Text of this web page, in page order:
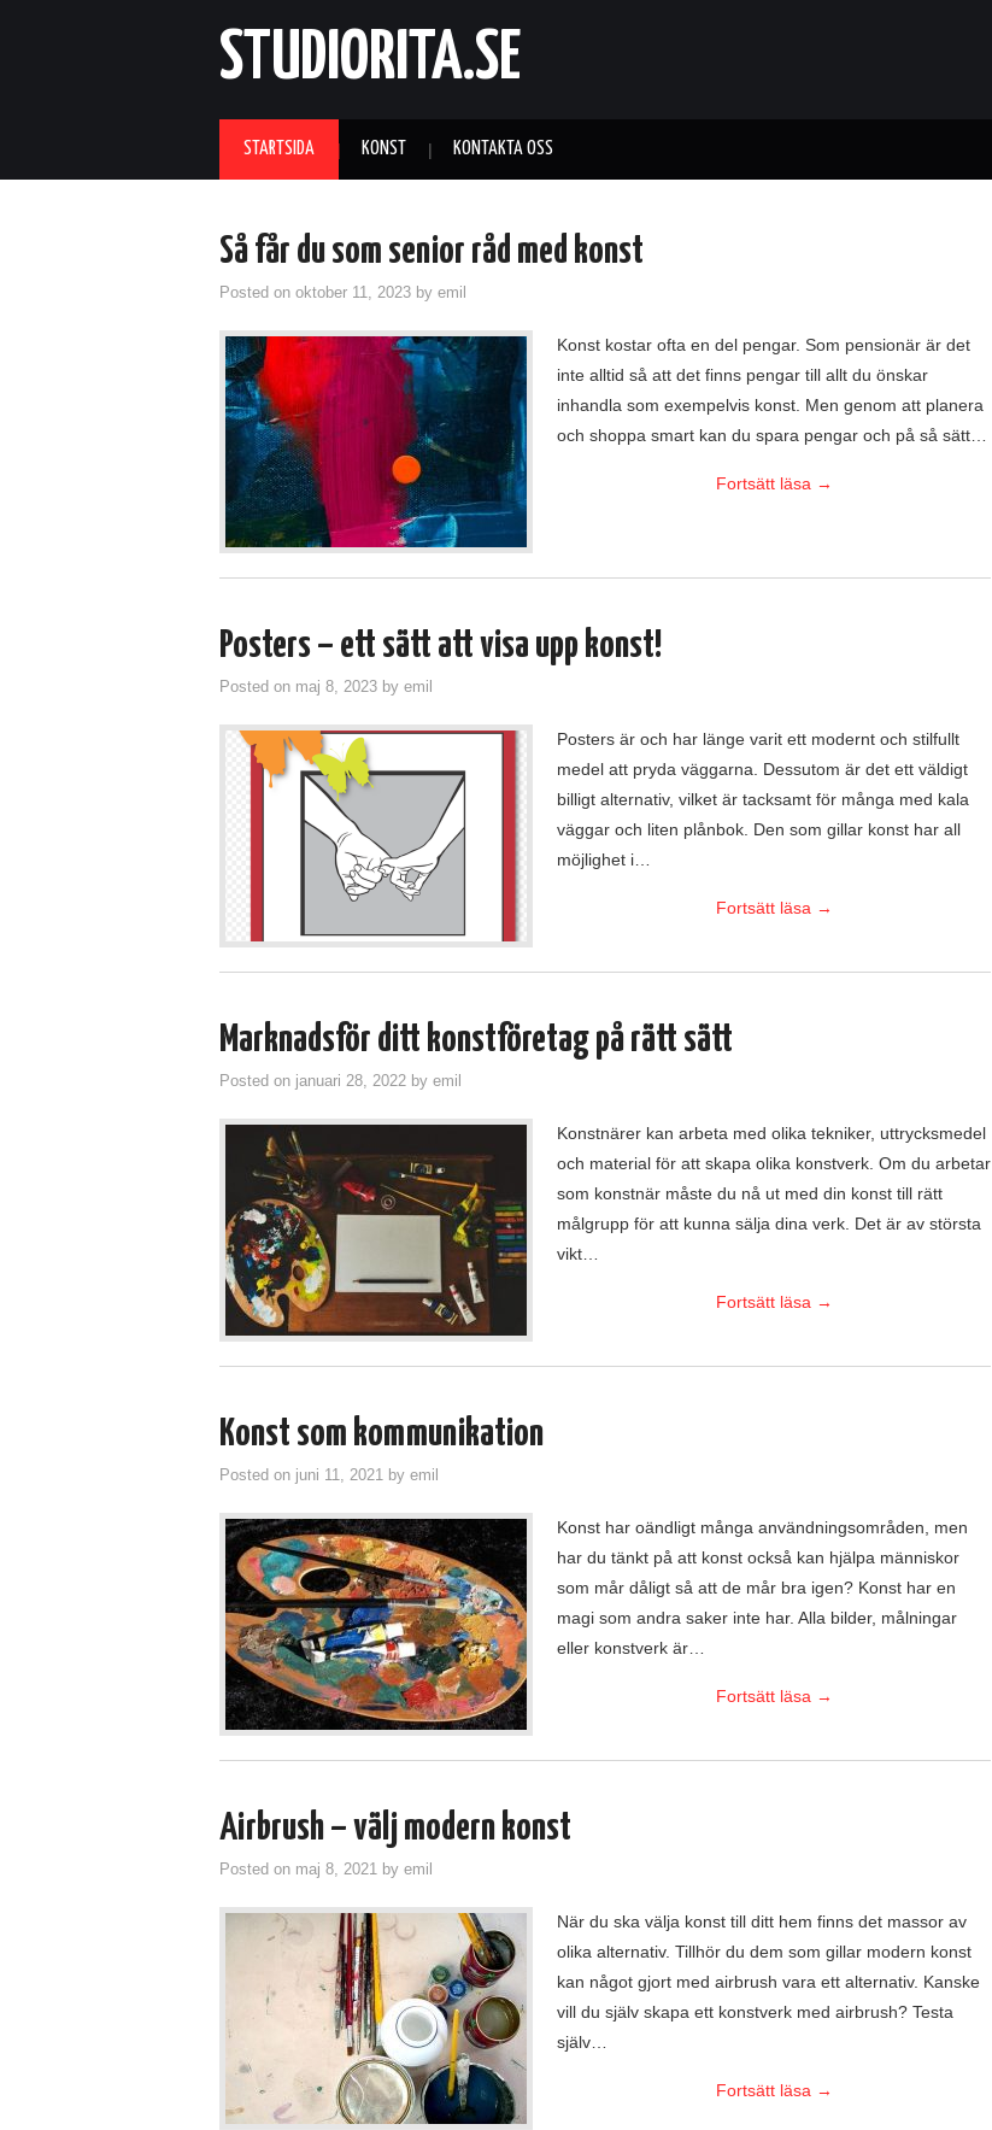
STUDIORITA.SE
STARTSIDA KONST KONTAKTA OSS
Så får du som senior råd med konst
Posted on oktober 11, 2023 by emil
Konst kostar ofta en del pengar. Som pensionär är det
inte alltid så att det finns pengar till allt du önskar
inhandla som exempelvis konst. Men genom att planera
och shoppa smart kan du spara pengar och på så sätt…
Fortsätt läsa →
Posters – ett sätt att visa upp konst!
Posted on maj 8, 2023 by emil
Posters är och har länge varit ett modernt och stilfullt
medel att pryda väggarna. Dessutom är det ett väldigt
billigt alternativ, vilket är tacksamt för många med kala
väggar och liten plånbok. Den som gillar konst har all
möjlighet i…
Fortsätt läsa →
Marknadsför ditt konstföretag på rätt sätt
Posted on januari 28, 2022 by emil
Konstnärer kan arbeta med olika tekniker, uttrycksmedel
och material för att skapa olika konstverk. Om du arbetar
som konstnär måste du nå ut med din konst till rätt
målgrupp för att kunna sälja dina verk. Det är av största
vikt…
Fortsätt läsa →
Konst som kommunikation
Posted on juni 11, 2021 by emil
Konst har oändligt många användningsområden, men
har du tänkt på att konst också kan hjälpa människor
som mår dåligt så att de mår bra igen? Konst har en
magi som andra saker inte har. Alla bilder, målningar
eller konstverk är…
Fortsätt läsa →
Airbrush – välj modern konst
Posted on maj 8, 2021 by emil
När du ska välja konst till ditt hem finns det massor av
olika alternativ. Tillhör du dem som gillar modern konst
kan något gjort med airbrush vara ett alternativ. Kanske
vill du själv skapa ett konstverk med airbrush? Testa
själv…
Fortsätt läsa →